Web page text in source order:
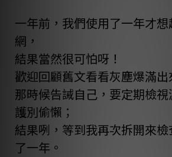
一年前，我們使用了一年才
網，
結果當然很可怕呀！
歡迎回顧舊文看看灰塵爆滿
那時候告誡自己，要定期檢
護別偷懶；
結果咧，等到我再次拆開來
了一年。